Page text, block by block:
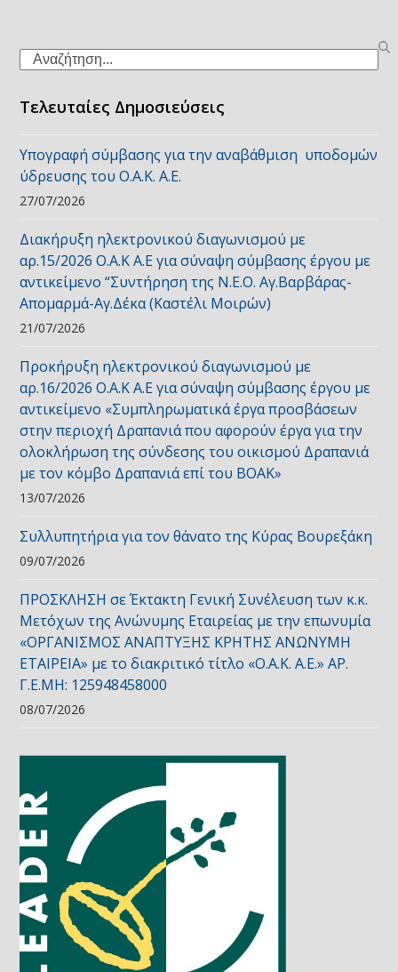
Search
Τελευταίες Δημοσιεύσεις
Υπογραφή σύμβασης για την αναβάθμιση υποδομών
ύδρευσης του Ο.Α.Κ. Α.Ε.
27/07/2026
Διακήρυξη ηλεκτρονικού διαγωνισμού με
αρ.15/2026 Ο.Α.Κ Α.Ε για σύναψη σύμβασης έργου με
αντικείμενο “Συντήρηση της Ν.Ε.Ο. Αγ.Βαρβάρας-
Απομαρμά-Αγ.Δέκα (Καστέλι Μοιρών)
21/07/2026
Προκήρυξη ηλεκτρονικού διαγωνισμού με
αρ.16/2026 Ο.Α.Κ Α.Ε για σύναψη σύμβασης έργου με
αντικείμενο «Συμπληρωματικά έργα προσβάσεων
στην περιοχή Δραπανιά που αφορούν έργα για την
ολοκλήρωση της σύνδεσης του οικισμού Δραπανιά
με τον κόμβο Δραπανιά επί του ΒΟΑΚ»
13/07/2026
Συλλυπητήρια για τον θάνατο της Κύρας Βουρεξάκη
09/07/2026
ΠΡΟΣΚΛΗΣΗ σε Έκτακτη Γενική Συνέλευση των κ.κ.
Μετόχων της Ανώνυμης Εταιρείας με την επωνυμία
«ΟΡΓΑΝΙΣΜΟΣ ΑΝΑΠΤΥΞΗΣ ΚΡΗΤΗΣ ΑΝΩΝΥΜΗ
ΕΤΑΙΡΕΙΑ» με το διακριτικό τίτλο «Ο.Α.Κ. Α.Ε.» ΑΡ.
Γ.Ε.ΜΗ: 125948458000
08/07/2026